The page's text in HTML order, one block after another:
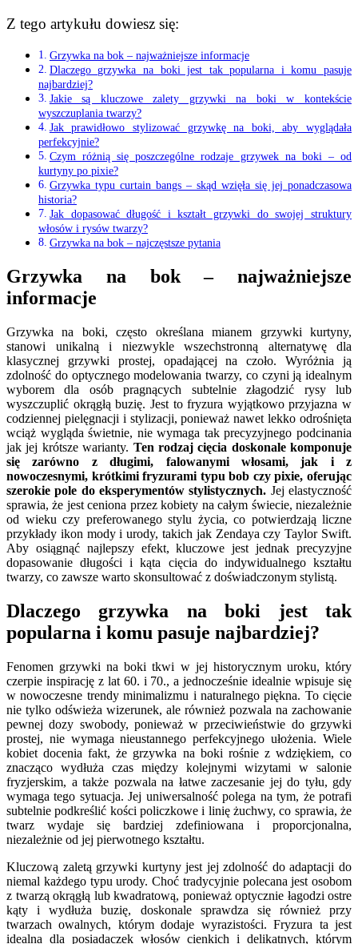
Z tego artykułu dowiesz się:
Grzywka na bok – najważniejsze informacje
Dlaczego grzywka na boki jest tak popularna i komu pasuje
najbardziej?
Jakie są kluczowe zalety grzywki na boki w kontekście
wyszczuplania twarzy?
Jak prawidłowo stylizować grzywkę na boki, aby wyglądała
perfekcyjnie?
Czym różnią się poszczególne rodzaje grzywek na boki – od
kurtyny po pixie?
Grzywka typu curtain bangs – skąd wzięła się jej ponadczasowa
historia?
Jak dopasować długość i kształt grzywki do swojej struktury
włosów i rysów twarzy?
Grzywka na bok – najczęstsze pytania
Grzywka na bok – najważniejsze
informacje
Grzywka na boki, często określana mianem grzywki kurtyny,
stanowi unikalną i niezwykle wszechstronną alternatywę dla
klasycznej grzywki prostej, opadającej na czoło. Wyróżnia ją
zdolność do optycznego modelowania twarzy, co czyni ją idealnym
wyborem dla osób pragnących subtelnie złagodzić rysy lub
wyszczuplić okrągłą buzię. Jest to fryzura wyjątkowo przyjazna w
codziennej pielęgnacji i stylizacji, ponieważ nawet lekko odrośnięta
wciąż wygląda świetnie, nie wymaga tak precyzyjnego podcinania
jak jej krótsze warianty. Ten rodzaj cięcia doskonale komponuje
się zarówno z długimi, falowanymi włosami, jak i z
nowoczesnymi, krótkimi fryzurami typu bob czy pixie, oferując
szerokie pole do eksperymentów stylistycznych. Jej elastyczność
sprawia, że jest ceniona przez kobiety na całym świecie, niezależnie
od wieku czy preferowanego stylu życia, co potwierdzają liczne
przykłady ikon mody i urody, takich jak Zendaya czy Taylor Swift.
Aby osiągnąć najlepszy efekt, kluczowe jest jednak precyzyjne
dopasowanie długości i kąta cięcia do indywidualnego kształtu
twarzy, co zawsze warto skonsultować z doświadczonym stylistą.
Dlaczego grzywka na boki jest tak
popularna i komu pasuje najbardziej?
Fenomen grzywki na boki tkwi w jej historycznym uroku, który
czerpie inspirację z lat 60. i 70., a jednocześnie idealnie wpisuje się
w nowoczesne trendy minimalizmu i naturalnego piękna. To cięcie
nie tylko odświeża wizerunek, ale również pozwala na zachowanie
pewnej dozy swobody, ponieważ w przeciwieństwie do grzywki
prostej, nie wymaga nieustannego perfekcyjnego ułożenia. Wiele
kobiet docenia fakt, że grzywka na boki rośnie z wdziękiem, co
znacząco wydłuża czas między kolejnymi wizytami w salonie
fryzjerskim, a także pozwala na łatwe zaczesanie jej do tyłu, gdy
wymaga tego sytuacja. Jej uniwersalność polega na tym, że potrafi
subtelnie podkreślić kości policzkowe i linię żuchwy, co sprawia, że
twarz wydaje się bardziej zdefiniowana i proporcjonalna,
niezależnie od jej pierwotnego kształtu.
Kluczową zaletą grzywki kurtyny jest jej zdolność do adaptacji do
niemal każdego typu urody. Choć tradycyjnie polecana jest osobom
z twarzą okrągłą lub kwadratową, ponieważ optycznie łagodzi ostre
kąty i wydłuża buzię, doskonale sprawdza się również przy
twarzach owalnych, którym dodaje wyrazistości. Fryzura ta jest
idealna dla posiadaczek włosów cienkich i delikatnych, którym